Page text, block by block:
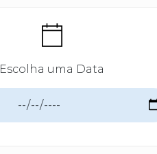
Escolha uma Data